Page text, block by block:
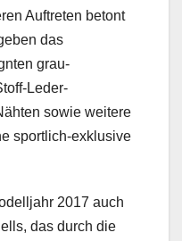
Auftreten betont
das
grau-
Leder-
sowie weitere
sportlich-exklusive
2017 auch
das durch die